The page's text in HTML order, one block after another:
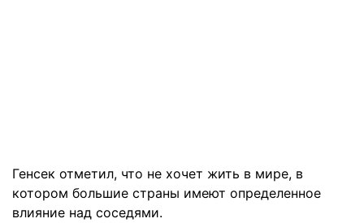
Генсек отметил, что не хочет жить в мире, в
котором большие страны имеют определенное
влияние над соседями.